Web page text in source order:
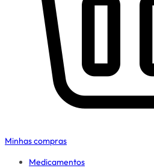
Minhas compras
Medicamentos